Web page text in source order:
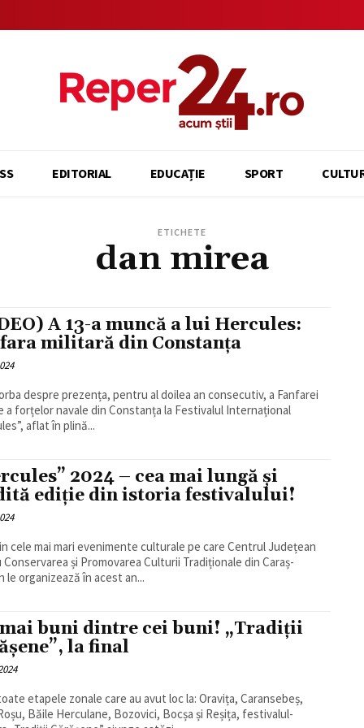
EDITORIAL EDUCAȚIE SPORT
ETICHETE
dan mirea
A 13-a muncă a lui Hercules:
militară din Constanța
despre prezența, pentru al doilea an consecutiv, a Fanfarei
a forțelor navale din Constanța la Festivalul Internațional
aflat în plină...
2024 – cea mai lungă și
ediție din istoria festivalului!
cele mai mari evenimente culturale pe care Centrul Județean
și Promovarea Culturii Tradiționale din Caraș-
le organizează în acest an...
buni dintre cei buni! „Tradiții
la final
etapele zonale care au avut loc la: Oravița, Caransebeș,
Băile Herculane, Bozovici, Bocșa și Reșița, festivalul-